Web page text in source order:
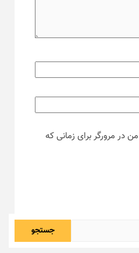
در مرورگر برای زمانی که